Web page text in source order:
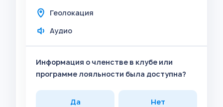
Геолокация
Аудио
Информация о членстве в клубе или
программе лояльности была доступна?
Да Нет